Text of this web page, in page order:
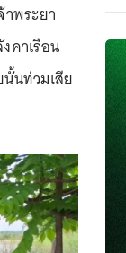
พระยา
คาเรือน
นท่วมเสีย